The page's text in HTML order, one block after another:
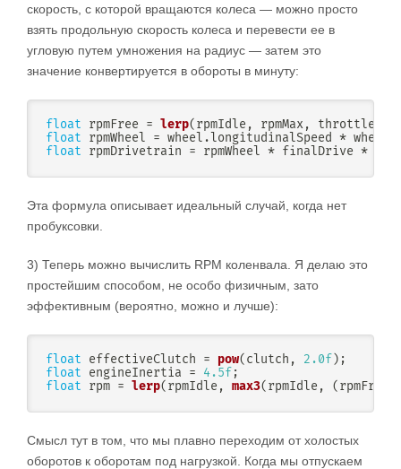
скорость, с которой вращаются колеса — можно просто
взять продольную скорость колеса и перевести ее в
угловую путем умножения на радиус — затем это
значение конвертируется в обороты в минуту:
float rpmFree = lerp( rpmIdle , rpmMax, throttle
float rpmWheel = wheel . longitudinalSpeed * wheel
float rpmDrivetrain = rpmWheel * finalDrive *
Эта формула описывает идеальный случай, когда нет
пробуксовки.
3) Теперь можно вычислить RPM коленвала. Я делаю это
простейшим способом, не особо физичным, зато
эффективным (вероятно, можно и лучше):
float effectiveClutch = pow( clutch , 2.0f ) ;
float engineInertia = 4.5f ;
float rpm = lerp( rpmIdle , max3( rpmIdle , ( rpmFree
Смысл тут в том, что мы плавно переходим от холостых
оборотов к оборотам под нагрузкой. Когда мы отпускаем